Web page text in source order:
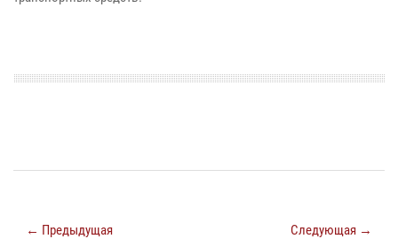
← Предыдущая Следующая →